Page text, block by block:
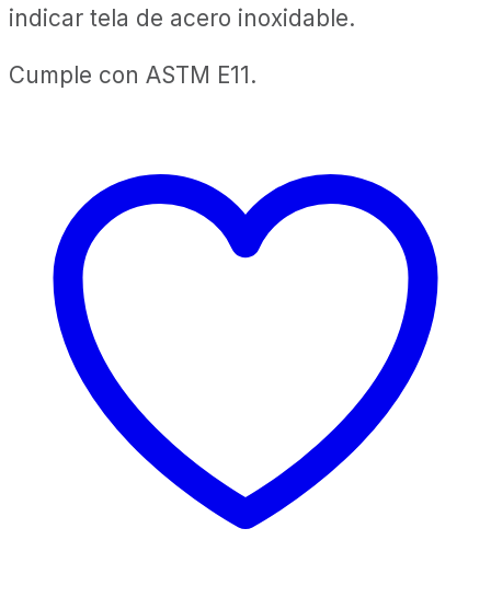
indicar tela de acero inoxidable.
Cumple con ASTM E11.